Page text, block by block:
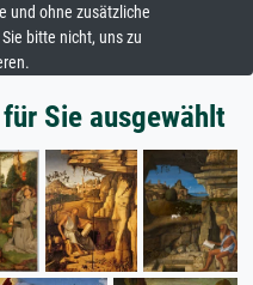
und ohne zusätzliche
bitte nicht, uns zu
Sie ausgewählt